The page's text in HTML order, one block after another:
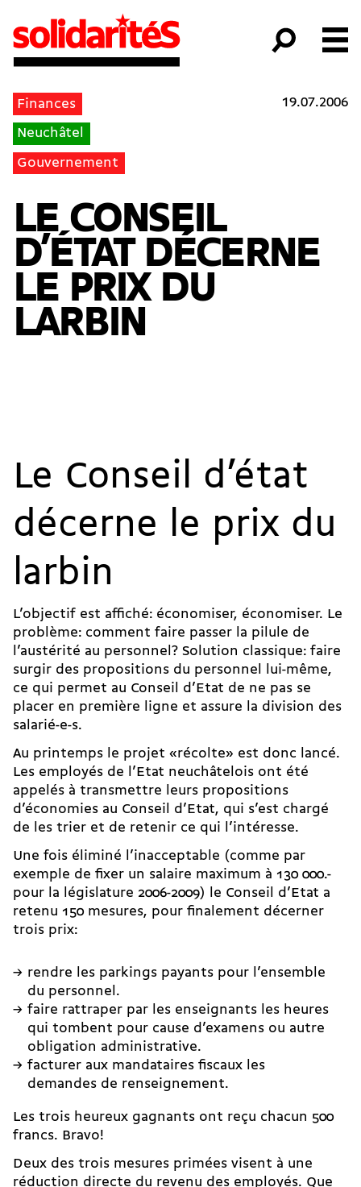
Finances
Neuchâtel
Gouvernement
19.07.2006
LE CONSEIL
D’ÉTAT DÉCERNE
LE PRIX DU
LARBIN
Le Conseil d’état
décerne le prix du
larbin
L’objectif est affiché: économiser, économiser. Le
problème: comment faire passer la pilule de
l’austérité au personnel? Solution classique: faire
surgir des propositions du personnel lui-même,
ce qui permet au Conseil d’Etat de ne pas se
placer en première ligne et assure la division des
salarié-e-s.
Au printemps le projet «récolte» est donc lancé.
Les employés de l’Etat neuchâtelois ont été
appelés à transmettre leurs propositions
d’économies au Conseil d’Etat, qui s’est chargé
de les trier et de retenir ce qui l’intéresse.
Une fois éliminé l’inacceptable (comme par
exemple de fixer un salaire maximum à 130 000.-
pour la législature 2006-2009) le Conseil d’Etat a
retenu 150 mesures, pour finalement décerner
trois prix:
rendre les parkings payants pour l’ensemble
du personnel.
faire rattraper par les enseignants les heures
qui tombent pour cause d’examens ou autre
obligation administrative.
facturer aux mandataires fiscaux les
demandes de renseignement.
Les trois heureux gagnants ont reçu chacun 500
francs. Bravo!
Deux des trois mesures primées visent à une
réduction directe du revenu des employés. Que